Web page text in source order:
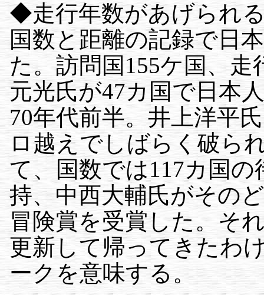
◆走行年数があげられ
国数と距離の記録で日
た。訪問国155ケ国、走
元光氏が47カ国で日本
70年代前半。井上洋平
ロ越えでしばらく破ら
て、国数では117カ国
持、中西大輔氏がその
冒険賞を受賞した。そ
更新して帰ってきたわ
ークを意味する。